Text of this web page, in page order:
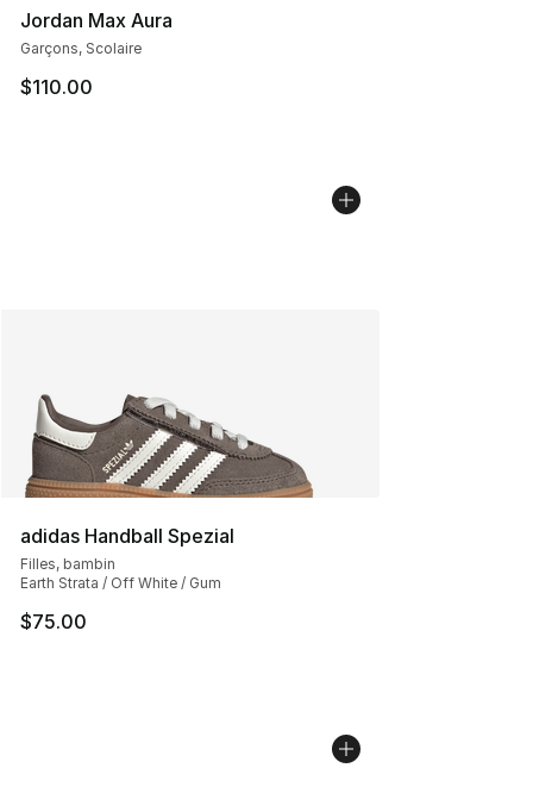
Jordan Max Aura
Garçons, Scolaire
$110.00
adidas Handball Spezial
Filles, bambin
Earth Strata / Off White / Gum
$75.00